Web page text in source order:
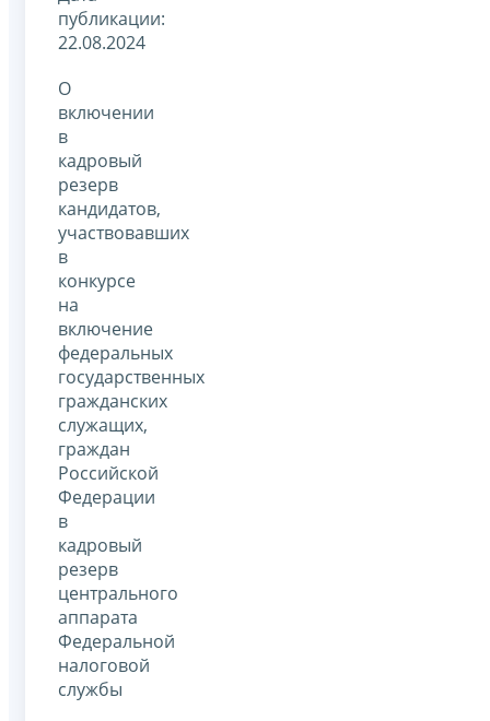
публикации:
22.08.2024
О
включении
в
кадровый
резерв
кандидатов,
участвовавших
в
конкурсе
на
включение
федеральных
государственных
гражданских
служащих,
граждан
Российской
Федерации
в
кадровый
резерв
центрального
аппарата
Федеральной
налоговой
службы